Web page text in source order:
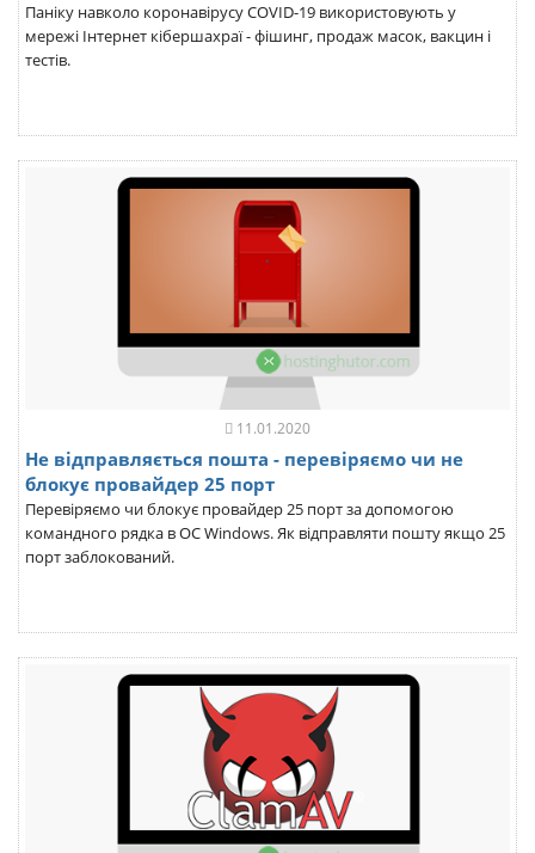
Паніку навколо коронавірусу COVID-19 використовують у
мережі Інтернет кібершахраї - фішинг, продаж масок, вакцин і
тестів.
11.01.2020
Не відправляється пошта - перевіряємо чи не
блокує провайдер 25 порт
Перевіряємо чи блокує провайдер 25 порт за допомогою
командного рядка в ОС Windows. Як відправляти пошту якщо 25
порт заблокований.